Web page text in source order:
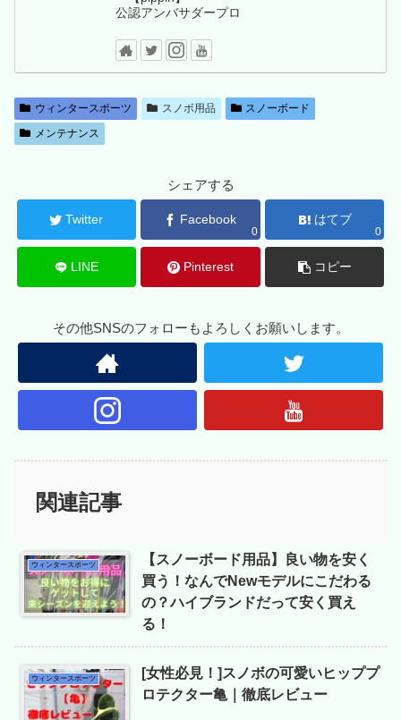
公認アンバサダープロ
ウィンタースポーツ スノボ用品
スノーボード
メンテナンス
シェアする
Twitter Facebook
0
はてブ
0
LINE Pinterest コピー
その他SNSのフォローもよろしくお願いします。
関連記事
ウィンタースポーツ
【スノーボード用品】良い物を安く
買う！なんでNewモデルにこだわる
の？ハイブランドだって安く買え
る！
ウィンタースポーツ
[女性必見！]スノボの可愛いヒッププ
ロテクター亀｜徹底レビュー